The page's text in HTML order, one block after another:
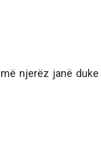
njerëz janë